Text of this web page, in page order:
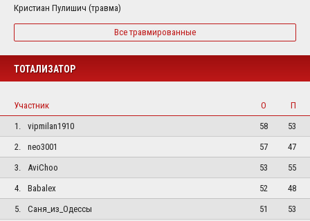
Кристиан Пулишич (травма)
Все травмированные
ТОТАЛИЗАТОР
Участник О
П
1.
vipmilan1910 58
53
2.
neo3001 57
47
3.
AviChoo 53
55
4.
Babalex 52
48
5.
Саня_из_Одессы 51 53